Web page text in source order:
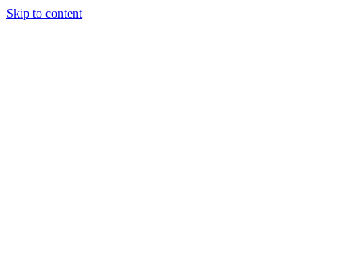
Skip to content